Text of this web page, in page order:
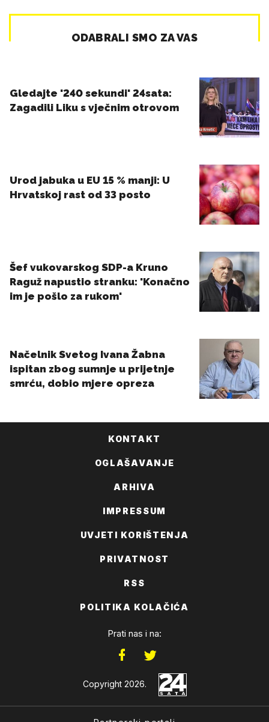
KONTAKT
OGLAŠAVANJE
ARHIVA
IMPRESSUM
UVJETI KORIŠTENJA
PRIVATNOST
RSS
POLITIKA KOLAČIĆA
Prati nas i na:
Copyright 2026.